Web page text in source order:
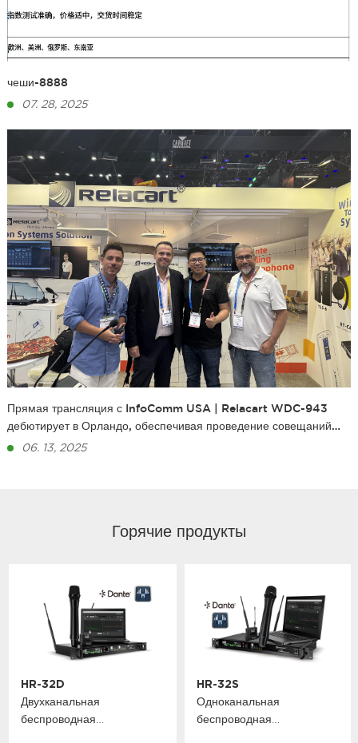
чеши-8888
07. 28, 2025
Прямая трансляция с InfoComm USA | Relacart WDC-943
дебютирует в Орландо, обеспечивая проведение совещаний
без сбоев
06. 13, 2025
Горячие продукты
HR-32D
Двухканальная
беспроводная
HR-32S
Одноканальная
беспроводная